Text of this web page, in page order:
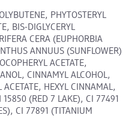
PHYTOSTERYL
BIS-DIGLYCERYL
CERA (EUPHORBIA
ANNUUS (SUNFLOWER)
ACETATE,
CINNAMYL ALCOHOL,
HEXYL CINNAMAL,
15850 (RED 7 LAKE), CI 77491
CI 77891 (TITANIUM